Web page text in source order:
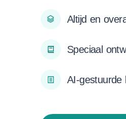
Altijd en
Speciaal
AI-gestuurde